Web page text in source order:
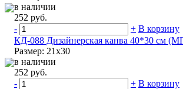
в наличии
252 руб.
-
+ В корзину
КД-088 Дизайнерская канва 40*30 см
Размер: 21х30
в наличии
252 руб.
-
+ В корзину